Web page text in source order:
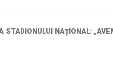
STADIONULUI NAȚIONAL: